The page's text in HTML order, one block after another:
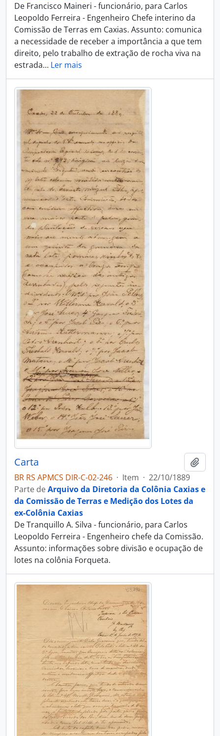
De Francisco Maineri - funcionário, para Carlos
Leopoldo Ferreira - Engenheiro Chefe interino da
Comissão de Terras em Caxias. Assunto: comunica
a necessidade de receber a importância a que tem
direito, pelo trabalho de extração de rocha viva na
estrada… Ler mais
Carta
BR RS APMCS DIR-C-02-246 · Item · 22/10/1889
Parte deArquivo da Diretoria da Colônia Caxias e
da Comissão de Terras e Medição dos Lotes da
ex-Colônia Caxias
De Tranquillo A. Silva - funcionário, para Carlos
Leopoldo Ferreira - Engenheiro chefe da Comissão.
Assunto: informações sobre divisão e ocupação de
lotes na colônia Forqueta.